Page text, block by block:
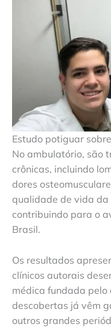
Estudo potiguar
No ambulatório, são
crônicas, incluindo
dores
qualidade de vida
contribuindo para o
Brasil.
Os resultados
clínicos autorais
médica fundada pelo
descobertas já vêm
outros grandes